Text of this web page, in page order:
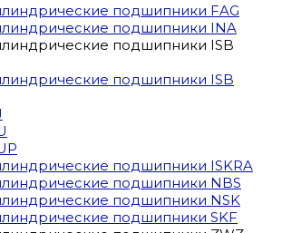
подшипники FAG
подшипники INA
подшипники ISB
подшипники ISB
подшипники ISKRA
подшипники NBS
подшипники NSK
подшипники SKF